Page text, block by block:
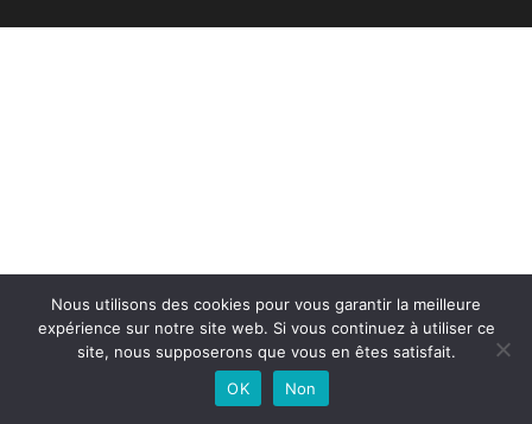
Nous utilisons des cookies pour vous garantir la meilleure
expérience sur notre site web. Si vous continuez à utiliser ce
site, nous supposerons que vous en êtes satisfait.
OK
Non